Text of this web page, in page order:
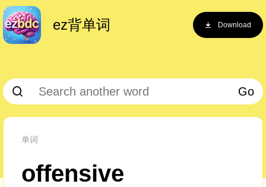
ez背单词 Download
Go
单词
offensive